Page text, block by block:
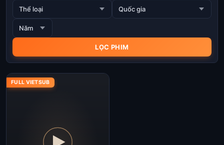
FULL VIETSUB